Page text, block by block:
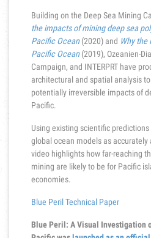
Building on the Deep Sea Mining
the impacts of mining deep sea
Pacific Ocean(2020) and Why the
Pacific Ocean(2019), Ozeanien-
Campaign, and INTERPRT have
architectural and spatial analysis
potentially irreversible impacts of
Pacific.
Using existing scientific
global ocean models as accurately
video highlights how far-reaching
mining are likely to be for Pacific
economies.
Blue Peril Technical Paper
Blue Peril: A Visual Investigation